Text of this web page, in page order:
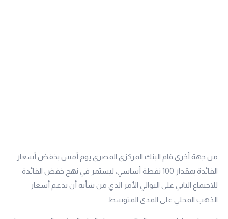
من جهة أخرى قام البنك المركزي المصري يوم أمس بخفض أسعار
الفائدة بمقدار 100 نقطة أساسي، ليستمر في نهج خفض الفائدة
للاجتماع الثاني على التوالي الأمر الذي من شأنه أن يدعم أسعار
الذهب المحلي على المدى المتوسط.